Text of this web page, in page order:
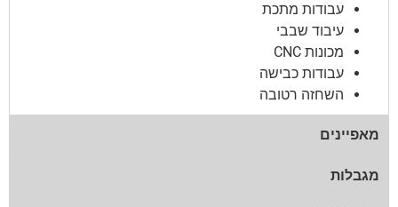
עבודות מתכת
עיבוד שבבי
מכונות CNC
עבודות כבישה
השחזה רטובה
מאפיינים
מגבלות